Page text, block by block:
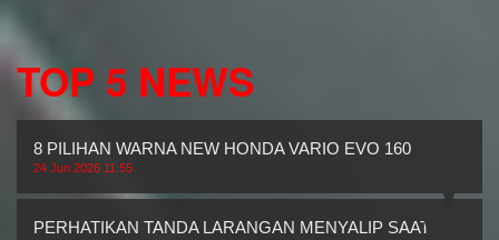
TOP 5 NEWS
8 PILIHAN WARNA NEW HONDA VARIO EVO 160
24 Jun 2026 11:55
PERHATIKAN TANDA LARANGAN MENYALIP SAAT